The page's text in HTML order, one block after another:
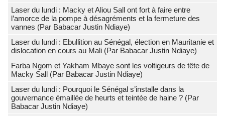
Laser du lundi : Macky et Aliou Sall ont fort à faire entre
l’amorce de la pompe à désagréments et la fermeture des
vannes (Par Babacar Justin Ndiaye)
Laser du lundi : Ebullition au Sénégal, élection en Mauritanie et
dislocation en cours au Mali (Par Babacar Justin Ndiaye)
Farba Ngom et Yakham Mbaye sont les voltigeurs de tête de
Macky Sall (Par Babacar Justin Ndiaye)
Laser du lundi : Pourquoi le Sénégal s’installe dans la
gouvernance émaillée de heurts et teintée de haine ? (Par
Babacar Justin Ndiaye)